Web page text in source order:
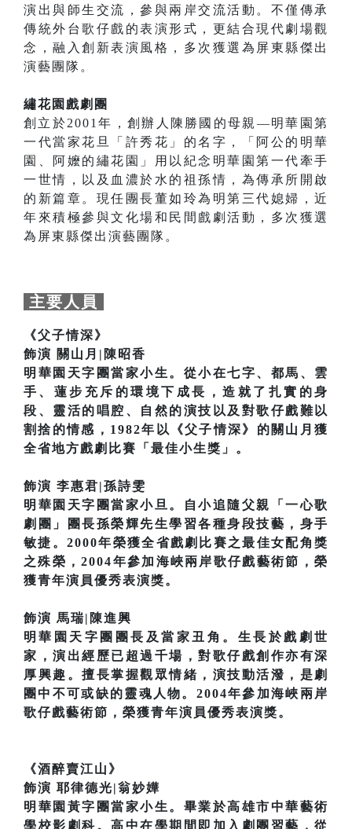
演出與師生交流，參與兩岸交流活動。不僅傳承
傳統外台歌仔戲的表演形式，更結合現代劇場觀
念，融入創新表演風格，多次獲選為屏東縣傑出
演藝團隊。
繡花園戲劇團
創立於2001年，創辦人陳勝國的母親—明華園第
一代當家花旦「許秀花」的名字，「阿公的明華
園、阿嬤的繡花園」用以紀念明華園第一代牽手
一世情，以及血濃於水的祖孫情，為傳承所開啟
的新篇章。現任團長董如玲為明第三代媳婦，近
年來積極參與文化場和民間戲劇活動，多次獲選
為屏東縣傑出演藝團隊。
主要人員
《父子情深》
飾演 關山月|陳昭香
明華園天字團當家小生。從小在七字、都馬、雲
手、蓮步充斥的環境下成長，造就了扎實的身
段、靈活的唱腔、自然的演技以及對歌仔戲難以
割捨的情感，1982年以《父子情深》的關山月獲
全省地方戲劇比賽「最佳小生獎」。
飾演 李惠君|孫詩雯
明華園天字團當家小旦。自小追隨父親「一心歌
劇團」團長孫榮輝先生學習各種身段技藝，身手
敏捷。2000年榮獲全省戲劇比賽之最佳女配角獎
之殊榮，2004年參加海峽兩岸歌仔戲藝術節，榮
獲青年演員優秀表演獎。
飾演 馬瑞|陳進興
明華園天字團團長及當家丑角。生長於戲劇世
家，演出經歷已超過千場，對歌仔戲創作亦有深
厚興趣。擅長掌握觀眾情緒，演技動活潑，是劇
團中不可或缺的靈魂人物。2004年參加海峽兩岸
歌仔戲藝術節，榮獲青年演員優秀表演獎。
《酒醉賣江山》
飾演 耶律德光|翁妙嬅
明華園黃字團當家小生。畢業於高雄市中華藝術
學校影劇科。高中在學期間即加入劇團習藝，從